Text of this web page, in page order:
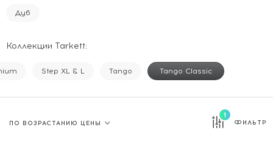
Дуб
Коллекции Tarkett:
Step XL & L Tango Tango Classic
1
ФИЛЬТР